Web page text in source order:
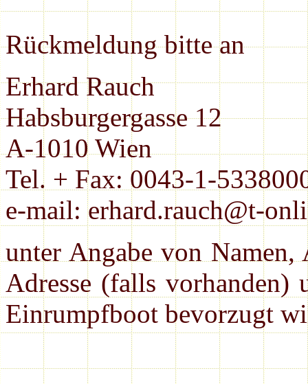
Rückmeldung bitte an
Erhard Rauch
Habsburgergasse 12
A-1010 Wien
Tel. + Fax: 0043-1-
e-mail: erhard.rauch@t-
unter Angabe von Namen,
Adresse (falls vorhanden)
Einrumpfboot bevorzugt